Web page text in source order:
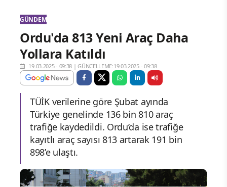
GÜNDEM
Ordu'da 813 Yeni Araç Daha
Yollara Katıldı
19.03.2025 - 09:38 |GÜNCELLEME:19.03.2025 - 09:38
TÜİK verilerine göre Şubat ayında
Türkiye genelinde 136 bin 810 araç
trafiğe kaydedildi. Ordu’da ise trafiğe
kayıtlı araç sayısı 813 artarak 191 bin
898’e ulaştı.